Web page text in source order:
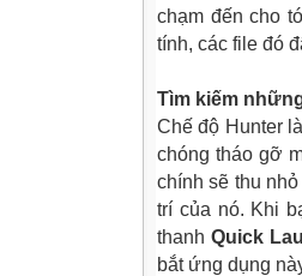
chạm đến cho
tính, các file đó
Tìm kiếm
Chế độ Hunter
chóng tháo gỡ
chính sẽ thu
trí của nó. Khi
thanh Quick
bắt ứng dụng